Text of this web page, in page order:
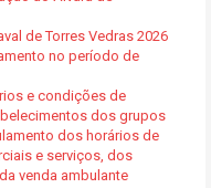
de Torres Vedras 2026
no período de
e condições de
dos grupos
dos horários de
e serviços, dos
venda ambulante